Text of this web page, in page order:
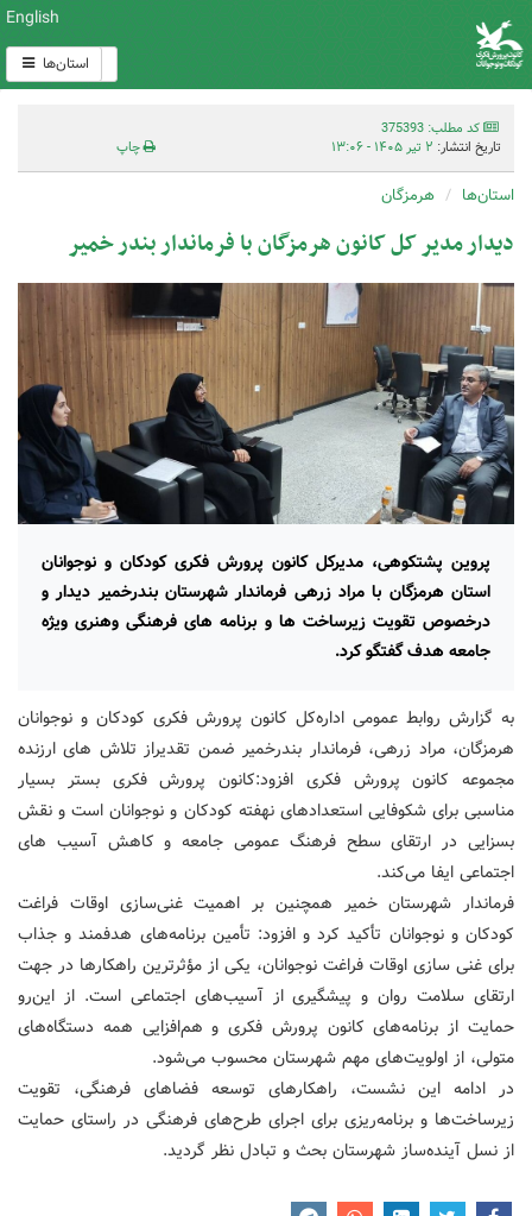
English
استان‌ها
کد مطلب: 375393
تاریخ انتشار: ۲ تیر ۱۴۰۵ - ۱۳:۰۶ چاپ
استان‌ها هرمزگان
دیدار مدیر کل کانون هرمزگان با فرماندار بندر خمیر
پروین پشتکوهی، مدیرکل کانون پرورش فکری کودکان و نوجوانان
استان هرمزگان با مراد زرهی فرماندار شهرستان بندرخمیر دیدار و
درخصوص تقویت زیرساخت ها و برنامه های فرهنگی وهنری ویژه
جامعه هدف گفتگو کرد.
به گزارش روابط عمومی اداره‌کل کانون پرورش فکری کودکان و نوجوانان
هرمزگان، مراد زرهی، فرماندار بندرخمیر ضمن تقدیراز تلاش های ارزنده
مجموعه کانون پرورش فکری افزود:کانون پرورش فکری بستر بسیار
مناسبی برای شکوفایی استعدادهای نهفته کودکان و نوجوانان است و نقش
بسزایی در ارتقای سطح فرهنگ عمومی جامعه و کاهش آسیب های
اجتماعی ایفا می‌کند.
فرماندار شهرستان خمیر همچنین بر اهمیت غنی‌سازی اوقات فراغت
کودکان و نوجوانان تأکید کرد و افزود: تأمین برنامه‌های هدفمند و جذاب
برای غنی سازی اوقات فراغت نوجوانان، یکی از مؤثرترین راهکارها در جهت
ارتقای سلامت روان و پیشگیری از آسیب‌های اجتماعی است. از این‌رو
حمایت از برنامه‌های کانون پرورش فکری و هم‌افزایی همه دستگاه‌های
متولی، از اولویت‌های مهم شهرستان محسوب می‌شود.
در ادامه این نشست، راهکارهای توسعه فضاهای فرهنگی، تقویت
زیرساخت‌ها و برنامه‌ریزی برای اجرای طرح‌های فرهنگی در راستای حمایت
از نسل آینده‌ساز شهرستان بحث و تبادل نظر گردید.